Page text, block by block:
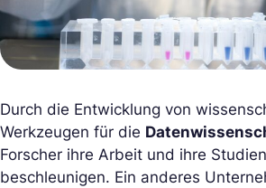
Durch die Entwicklung von
Werkzeugen für die
Forscher ihre Arbeit und ihre
beschleunigen. Ein anderes